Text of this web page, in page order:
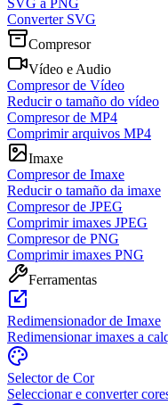
SVG a PNG
Converter SVG
Compresor
Vídeo e Audio
Compresor de Vídeo
Reducir o tamaño do vídeo
Compresor de MP4
Comprimir arquivos MP4
Imaxe
Compresor de Imaxe
Reducir o tamaño da imaxe
Compresor de JPEG
Comprimir imaxes JPEG
Compresor de PNG
Comprimir imaxes PNG
Ferramentas
Redimensionador de Imaxe
Redimensionar imaxes a
Selector de Cor
Seleccionar e converter